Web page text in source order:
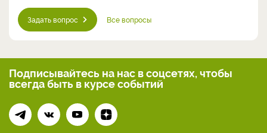
Задать вопрос Все вопросы
Подписывайтесь на нас в соцсетях, чтобы
всегдабыть в курсе событий